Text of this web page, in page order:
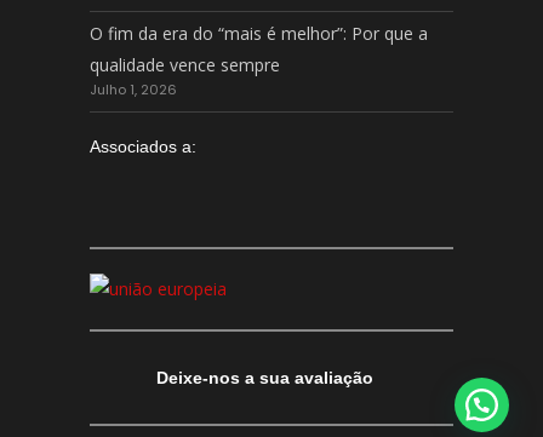
O fim da era do “mais é melhor”: Por que a
qualidade vence sempre
Julho 1, 2026
Associados a:
Deixe-nos a sua avaliação